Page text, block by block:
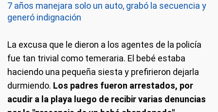
7 años manejara solo un auto, grabó la secuencia y
generó indignación
La excusa que le dieron a los agentes de la policía
fue tan trivial como temeraria. El bebé estaba
haciendo una pequeña siesta y prefirieron dejarla
durmiendo. Los padres fueron arrestados, por
acudir a la playa luego de recibir varias denuncias